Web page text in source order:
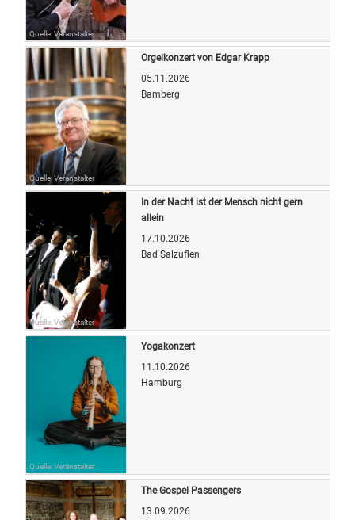
Quelle: Veranstalter
Quelle: Veranstalter
Orgelkonzert von Edgar Krapp
05.11.2026
Bamberg
Quelle: Veranstalter
In der Nacht ist der Mensch nicht gern
allein
17.10.2026
Bad Salzuflen
Quelle: Veranstalter
Yogakonzert
11.10.2026
Hamburg
The Gospel Passengers
13.09.2026